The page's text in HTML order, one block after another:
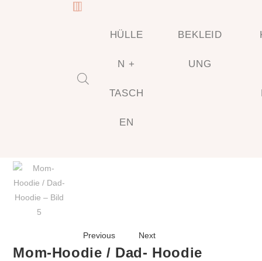
HÜLLE
N +
TASCH
EN
BEKLEID
UNG
Previous Next
Mom-Hoodie / Dad- Hoodie